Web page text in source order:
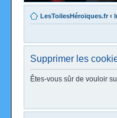
LesToilesHéroïques.fr ‹
Supprimer les
Êtes-vous sûr de vouloir